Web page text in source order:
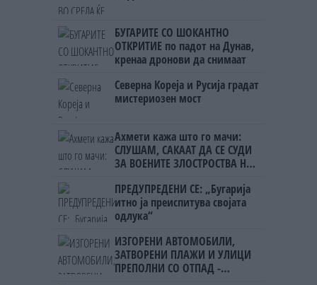
БУГАРИТЕ СО ШОКАНТНО
ОТКРИТИЕ по падот на Дунав,
кренаа дронови да снимаат
Северна Кореја и Русија градат
мистериозен мост
Ахмети кажа што го мачи:
СЛУШАМ, САКААТ ДА СЕ СУДИ
ЗА ВОЕНИТЕ ЗЛОСТРОСТВА НА
ПРЕДУПРЕДЕНИ СЕ: „Бугарија
итно ја преиспитува својата
одлука“
ИЗГОРЕНИ АВТОМОБИЛИ,
ЗАТВОРЕНИ ПЛАЖИ И УЛИЦИ
ПРЕПОЛНИ СО ОТПАД -